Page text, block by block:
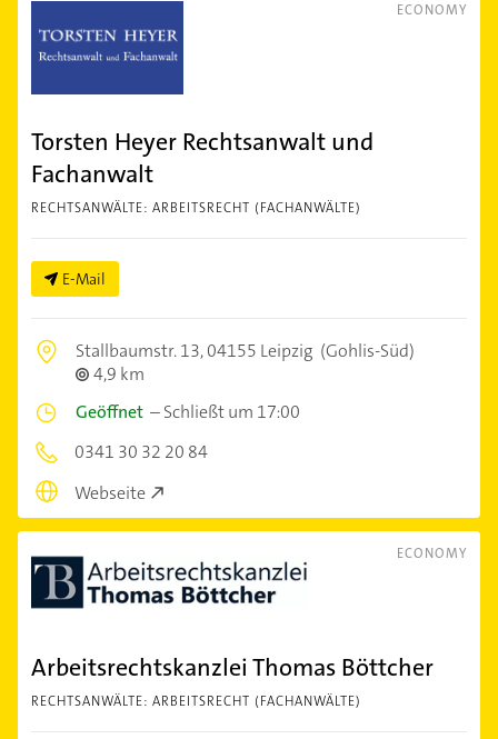
ECONOMY
Torsten Heyer Rechtsanwalt und
Fachanwalt
RECHTSANWÄLTE: ARBEITSRECHT (FACHANWÄLTE)
E-Mail
Stallbaumstr. 13,04155 Leipzig (Gohlis-Süd)
4,9 km
Geöffnet –Schließt um 17:00
0341 30 32 20 84
Webseite
ECONOMY
Arbeitsrechtskanzlei Thomas Böttcher
RECHTSANWÄLTE: ARBEITSRECHT (FACHANWÄLTE)